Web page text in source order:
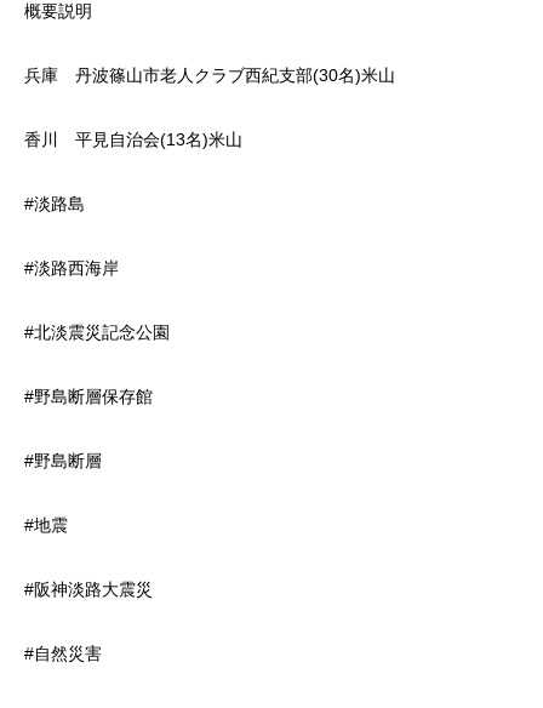
概要説明
兵庫 丹波篠山市老人クラブ西紀支部(30名)米山
香川 平見自治会(13名)米山
#淡路島
#淡路西海岸
#北淡震災記念公園
#野島断層保存館
#野島断層
#地震
#阪神淡路大震災
#自然災害